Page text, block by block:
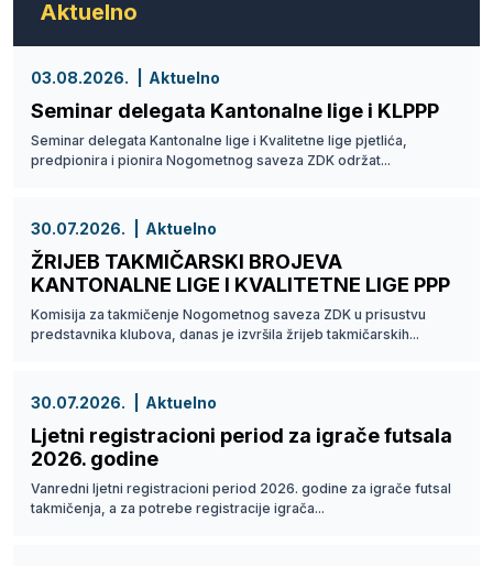
Aktuelno
03.08.2026. Aktuelno
Seminar delegata Kantonalne lige i KLPPP
Seminar delegata Kantonalne lige i Kvalitetne lige pjetlića,
predpionira i pionira Nogometnog saveza ZDK održat...
30.07.2026. Aktuelno
ŽRIJEB TAKMIČARSKI BROJEVA
KANTONALNE LIGE I KVALITETNE LIGE PPP
Komisija za takmičenje Nogometnog saveza ZDK u prisustvu
predstavnika klubova, danas je izvršila žrijeb takmičarskih...
30.07.2026. Aktuelno
Ljetni registracioni period za igrače futsala
2026. godine
Vanredni ljetni registracioni period 2026. godine za igrače futsal
takmičenja, a za potrebe registracije igrača...